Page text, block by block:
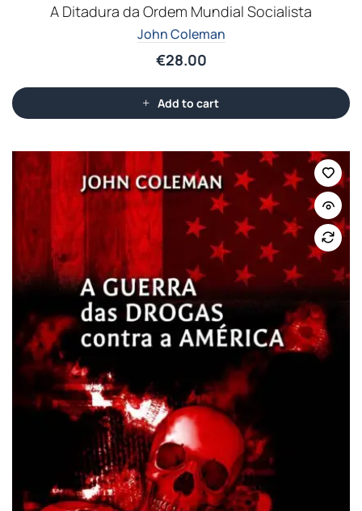
A Ditadura da Ordem Mundial Socialista
John Coleman
€28.00
Add to cart